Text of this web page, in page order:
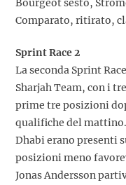
Bourgeot sesto,
Comparato, ritirato,
Sprint Race 2
La seconda Sprint
Sharjah Team, con i
prime tre posizioni
qualifiche del
Dhabi erano presenti
posizioni meno
Jonas Andersson